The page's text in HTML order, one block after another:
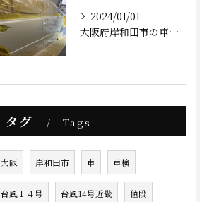
2024/01/01
大阪府岸和田市の車屋AFK(明けましておめでとうございます)
タグ Tags
大阪 岸和田市 車 車検
台風１４号 台風14号近畿 値段